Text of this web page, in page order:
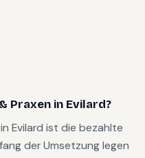
Praxen in Evilard?
Evilard ist die bezahlte
der Umsetzung legen